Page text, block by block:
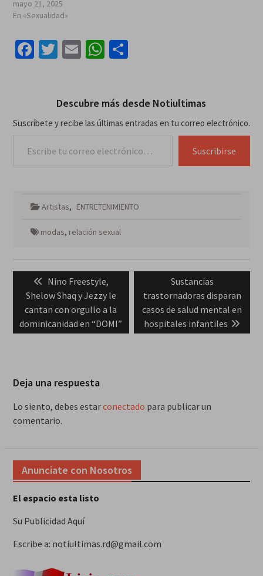
mayo 21, 2025
En «Sexualidad»
Facebook
Twitter
EmailWhatsApp
Compartir
Descubre más desde Notiultimas
Suscríbete y recibe las últimas entradas en tu correo electrónico.
Suscribirse
Artistas, ENTRETENIMIENTO
modas, relación sexual
Navegación
entradas
Previous
post:
Nino Freestyle,
Shelow Shaq y Jezzy le
cantan con orgullo a la
dominicanidad en “DOMI”
Next
post:
Sustancias
trastornadoras disparan
casos de salud mental en
hospitales infantiles
Deja una respuesta
Lo siento, debes estarconectado para publicar un
comentario.
Anunciate con Nosotros
El espacio esta listo
Su Publicidad Aquí
Escribe a: notiultimas.rd@gmail.com